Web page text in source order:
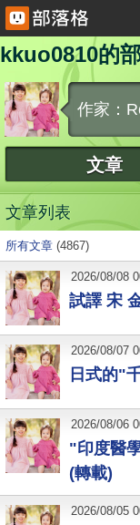
kkuo0810的
作家：
文章
文章列表
所有文章 (4867)
試譯 宋
2026/08/08
日式的"
2026/08/07
"印度醫
(轉載)
2026/08/06
2026/08/05